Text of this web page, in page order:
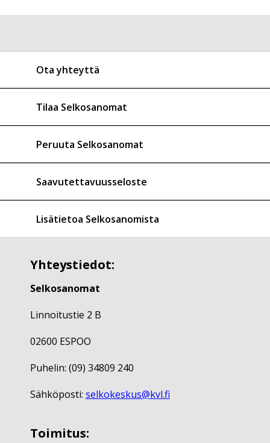
Ota yhteyttä
Tilaa Selkosanomat
Peruuta Selkosanomat
Saavutettavuusseloste
Lisätietoa Selkosanomista
Yhteystiedot:
Selkosanomat
Linnoitustie 2 B
02600 ESPOO
Puhelin: (09) 34809 240
Sähköposti: selkokeskus@kvl.fi
Toimitus: